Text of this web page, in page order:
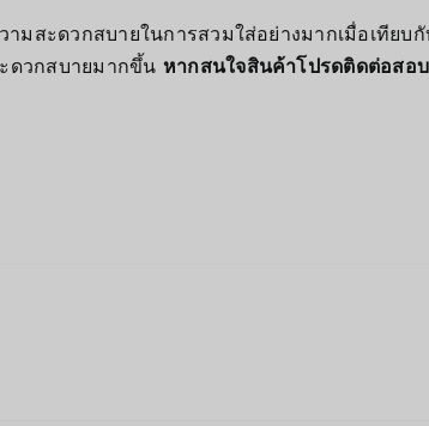
มสะดวกสบายในการสวมใส่อย่างมากเมื่อเทียบ
ดวกสบายมากขึ้น หากสนใจสินค้าโปรดติดต่อสอ